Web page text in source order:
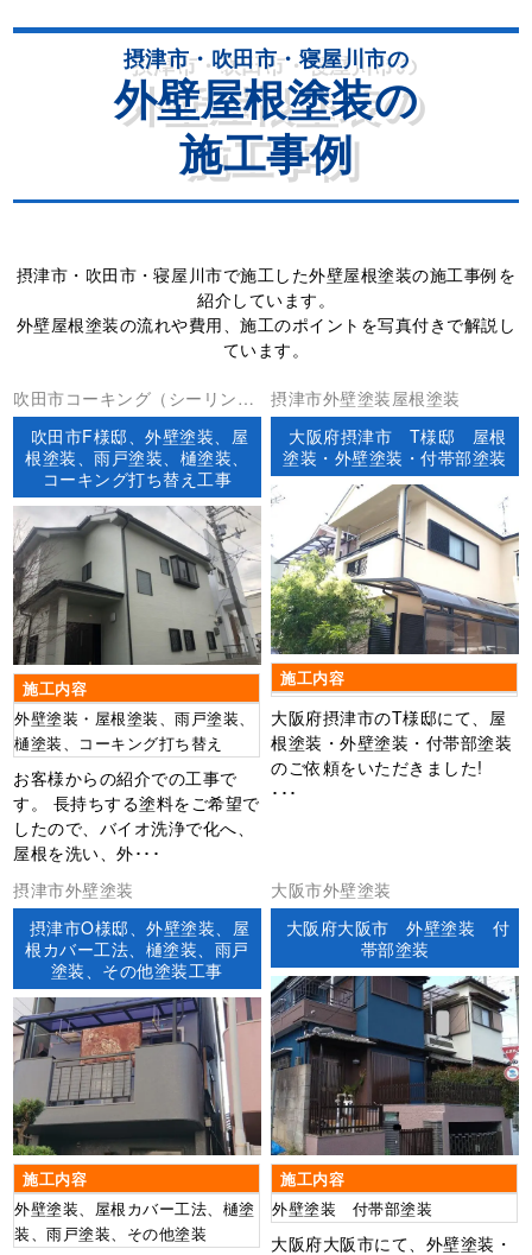
摂津市・吹田市・寝屋川市の
外壁屋根塗装の
施工事例
摂津市・吹田市・寝屋川市で施工した外壁屋根塗装の施工事例を
紹介しています。
外壁屋根塗装の流れや費用、施工のポイントを写真付きで解説し
ています。
吹田市コーキング（シーリン
グ）外壁塗装屋根塗装
吹田市F様邸、外壁塗装、屋
根塗装、雨戸塗装、樋塗装、
コーキング打ち替え工事
施工内容
外壁塗装・屋根塗装、雨戸塗装、
樋塗装、コーキング打ち替え
お客様からの紹介での工事で
す。 長持ちする塗料をご希望で
したので、バイオ洗浄で化へ、
屋根を洗い、外･･･
摂津市外壁塗装屋根塗装
大阪府摂津市 T様邸 屋根
塗装・外壁塗装・付帯部塗装
施工内容
大阪府摂津市のT様邸にて、屋
根塗装・外壁塗装・付帯部塗装
のご依頼をいただきました!
･･･
摂津市外壁塗装
摂津市O様邸、外壁塗装、屋
根カバー工法、樋塗装、雨戸
塗装、その他塗装工事
施工内容
外壁塗装、屋根カバー工法、樋塗
装、雨戸塗装、その他塗装
大阪市外壁塗装
大阪府大阪市 外壁塗装 付
帯部塗装
施工内容
外壁塗装 付帯部塗装
大阪府大阪市にて、外壁塗装・